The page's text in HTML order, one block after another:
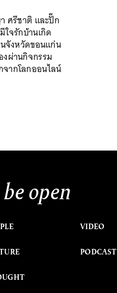
ศรีชาติ และปั๊ก
จรักบ้านเกิด
จังหวัดขอนแก่น
ผ่านกิจกรรม
ากโลกออนไลน์
open
VIDEO
PODCAST